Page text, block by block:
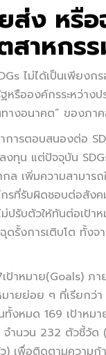
ส่ง หรื
สาหกร
ไม่ได้เป็นเพียงก
รือองค์กรระหว่างป
างอนาคต” ของภา
การตอบสนองต่อ
ลงทุน แต่ปัจจุบัน
ล เพิ่มความสามาร
ที่รับผิดชอบต่อสังค
ปรับตัวให้ทันต่อเป้า
ดรั้งการเติบโต ทั้ง
ป้าหมาย(Goals) ภา
มายย่อย ๆ ที่เรียกว่
ทั้งหมด 169 เป้าหม
ำนวน 232 ตัวชี้วั